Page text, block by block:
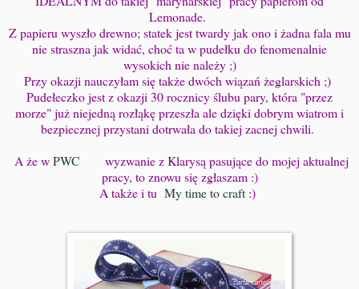
Lemonade.
Z papieru wyszło drewno; statek jest twardy jak ono i żadna fala mu
nie straszna jak widać, choć ta w pudełku do fenomenalnie
wysokich nie należy ;)
Przy okazji nauczyłam się także dwóch wiązań żeglarskich ;)
Pudełeczko jest z okazji 30 rocznicy ślubu pary, która "przez
morze" już niejedną rozłąkę przeszła ale dzięki dobrym wiatrom i
bezpiecznej przystani dotrwała do takiej zacnej chwili.
A że wPWC wyzwanie z Klarysą pasujące do mojej aktualnej
pracy, to znowu się zgłaszam :)
A także i tu My time to craft :)